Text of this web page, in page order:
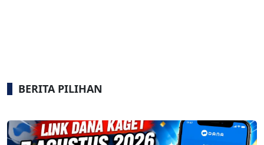
BERITA PILIHAN